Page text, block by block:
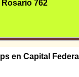
762
en Capital